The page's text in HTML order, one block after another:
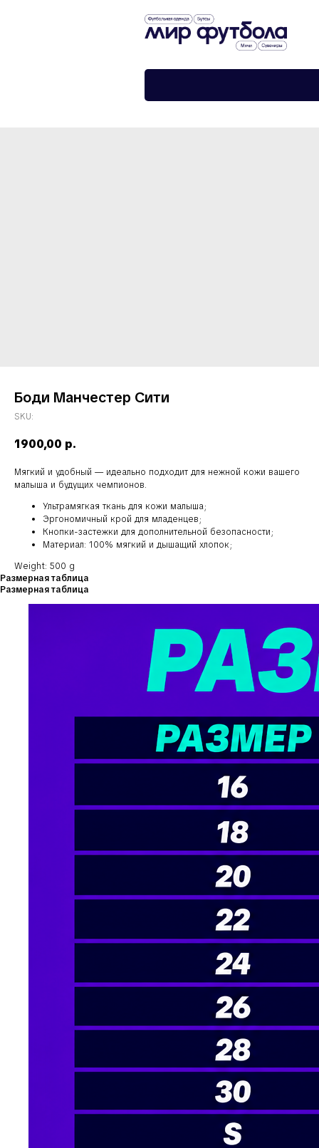
Боди Манчестер Сити
SKU:
1900,00 р.
Мягкий и удобный — идеально подходит для нежной кожи вашего
малыша и будущих чемпионов.
Ультрамягкая ткань для кожи малыша;
Эргономичный крой для младенцев;
Кнопки-застежки для дополнительной безопасности;
Материал: 100% мягкий и дышащий хлопок;
Weight: 500 g
Размерная таблица
Размерная таблица